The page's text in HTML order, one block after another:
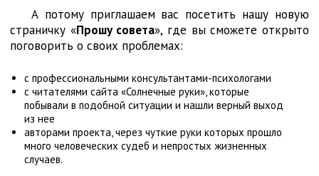
А потому приглашаем вас посетить нашу новую
страничку «Прошу совета», где вы сможете открыто
поговорить о своих проблемах:
с профессиональными консультантами-психологами
с читателями сайта «Солнечные руки», которые
побывали в подобной ситуации и нашли верный выход
из нее
авторами проекта, через чуткие руки которых прошло
много человеческих судеб и непростых жизненных
случаев.